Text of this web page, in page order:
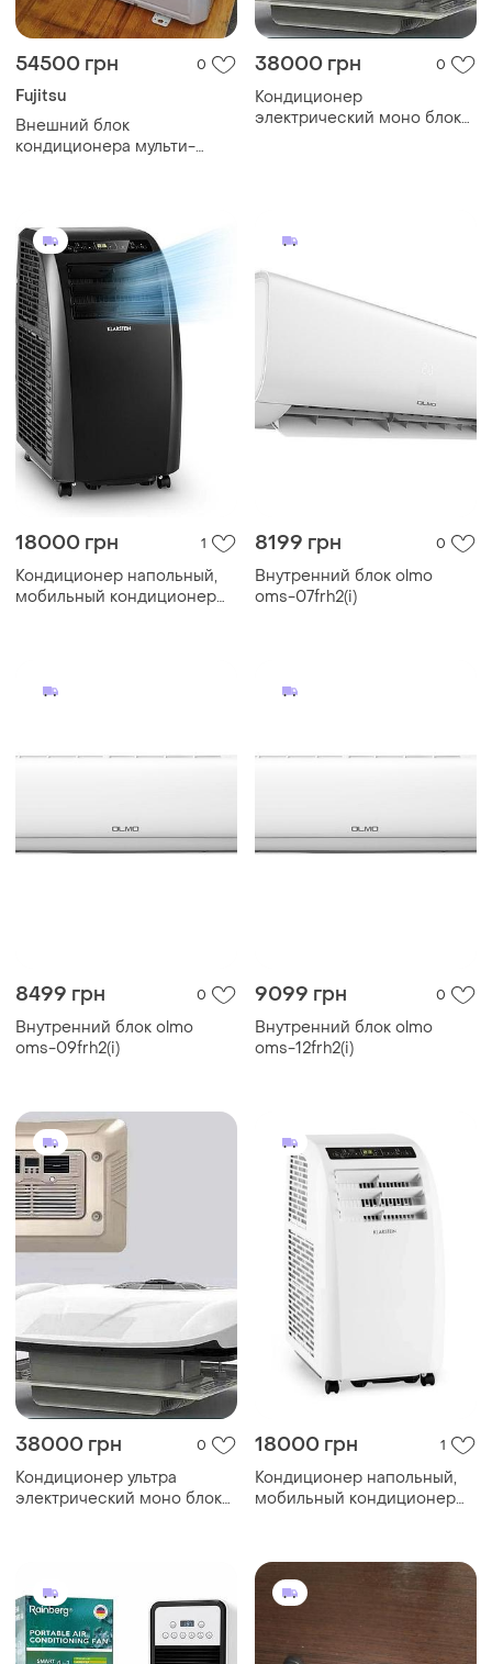
54500 грн 0
Fujitsu
Внешний блок
кондиционера мульти-
38000 грн 0
Кондиционер
электрический моно блок
18000 грн 1
Кондиционер напольный,
мобильный кондиционер
8199 грн 0
Внутренний блок olmo
oms-07frh2(i)
8499 грн 0
Внутренний блок olmo
oms-09frh2(i)
9099 грн 0
Внутренний блок olmo
oms-12frh2(i)
38000 грн 0
Кондиционер ультра
электрический моно блок
18000 грн 1
Кондиционер напольный,
мобильный кондиционер